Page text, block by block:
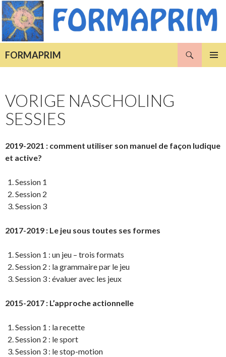
FORMAPRIM
SPRINGEN
VORIGE NASCHOLING
SESSIES
2019-2021 : comment utiliser son manuel de façon ludique
et active?
Session 1
Session 2
Session 3
2017-2019 : Le jeu sous toutes ses formes
Session 1 : un jeu – trois formats
Session 2 : la grammaire par le jeu
Session 3 : évaluer avec les jeux
2015-2017 : L’approche actionnelle
Session 1 : la recette
Session 2 : le sport
Session 3 : le stop-motion